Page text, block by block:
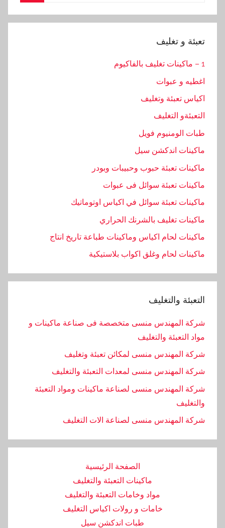
تعبئة و تغليف
1 – ماكينات تغليف بالفاكيوم
اغطيه و عبوات
اكياس تعبئة وتغليف
التعبئةو التغليف
طبات الومنيوم فويل
ماكينات اندكشن سيل
ماكينات تعبئة حبوب وحبيبات وبودر
ماكينات تعبئة سوائل فى عبوات
ماكينات تعبئة سوائل في اكياس اوتوماتيك
ماكينات تغليف بالشرنك الحراري
ماكينات لحام اكياس وماكينات طباعة تاريخ انتاج
ماكينات لحام وغلق اكواب بلاستيكية
التعبئة والتغليف
شركة المهندس منسى متخصصة فى صناعة ماكينات و
مواد التعبئة والتغليف
شركة المهندس منسى لمكائن تعبئة وتغليف
شركة المهندس منسى لمعدات التعبئة والتغليف
شركة المهندس منسى لصناعة ماكينات ومواد التعبئة
والتغليف
‏شركة المهندس منسى لصناعة الات التغليف
الصفحة الرئيسية
ماكينات التعبئة والتغليف
مواد وخامات التعبئة والتغليف
خامات و رولات اكياس التغليف
طبات اندكشن سيل